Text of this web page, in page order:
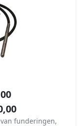
funderingen,